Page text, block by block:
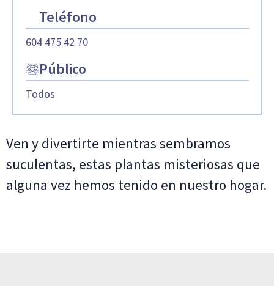
Teléfono
604 475 42 70
Público
Todos
Ven y divertirte mientras sembramos
suculentas, estas plantas misteriosas que
alguna vez hemos tenido en nuestro hogar.